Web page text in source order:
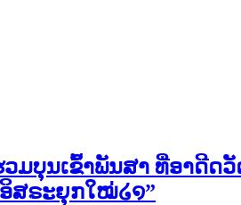
ວມບຸນເຂົ້າພັນສາ ທີ່ອາດີ
ສຣະຍຸກໃໝ່໒໑”